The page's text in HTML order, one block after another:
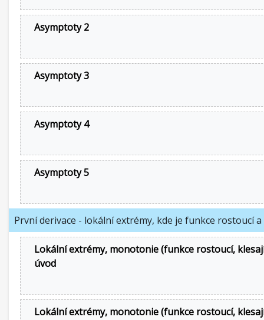
Asymptoty 2
Asymptoty 3
Asymptoty 4
Asymptoty 5
První derivace - lokální extrémy, kde je funkce rostoucí a
Lokální extrémy, monotonie (funkce rostoucí,
úvod
Lokální extrémy, monotonie (funkce rostoucí,